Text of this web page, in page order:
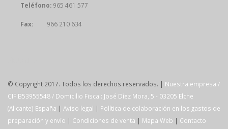
Teléfono: 965 461 577
Fax: 966 210 634
© Copyright 2017. Todos los derechos reservados. | Nuestra empresa /
CIF:B53955548 / Domicilio Fiscal: José Díez Mora, 5 - 03205 Elche
(Alicante) España | Aviso legal | Política de colaboración en los gastos de
preparación y envío | Condiciones de venta | Mapa Web | Contacto